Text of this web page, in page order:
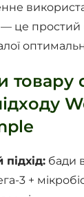
— це простий
товару
бади
3 +